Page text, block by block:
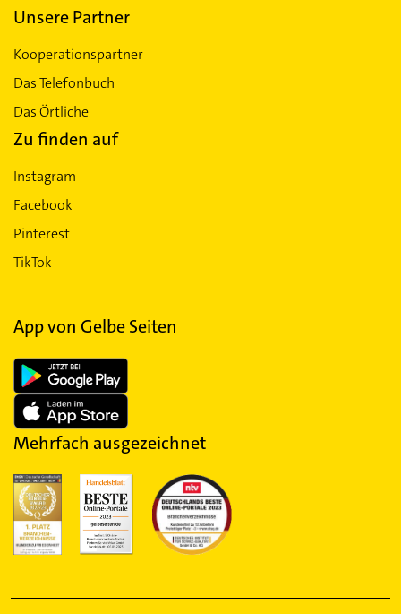
Unsere Partner
Kooperationspartner
Das Telefonbuch
Das Örtliche
Zu finden auf
Instagram
Facebook
Pinterest
TikTok
App von Gelbe Seiten
Mehrfach ausgezeichnet